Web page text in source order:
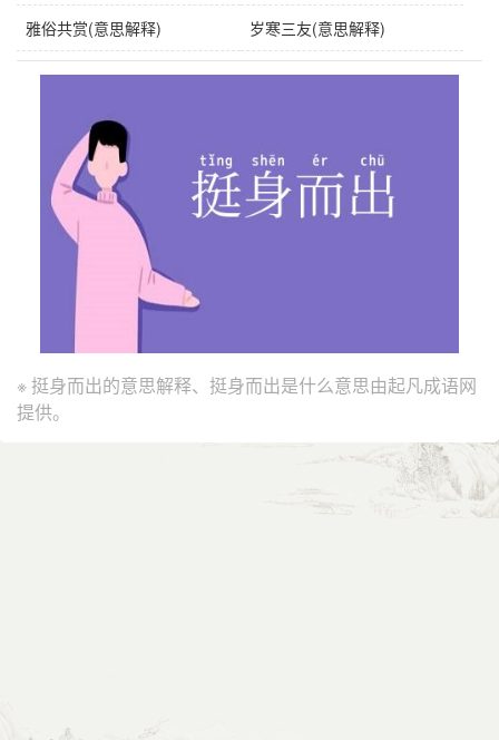
雅俗共赏(意思解释) 岁寒三友(意思解释)
※ 挺身而出的意思解释、挺身而出是什么意思由起凡成语网
提供。